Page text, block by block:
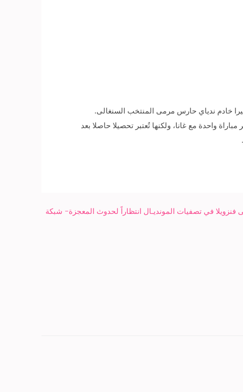
خادم ندياي حارس مرمى المنتخب السنغالى.
المنتخبات الأفريقية المتأهلة إلى نهائيات كأس العالم فى روسيا 2018 ويتبقى لمصر مباراة واحدة مع غانا، ولكنها تُعتبر تحصيلا حاصلا بعد
فنزويلا في تصفيات المونديـال انتظاراً لحدوث المعجزة- شبكة